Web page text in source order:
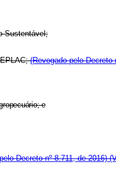
Sustentável;
(Revogado pelo Decreto
e
Decreto nº 8.711, de 2016)